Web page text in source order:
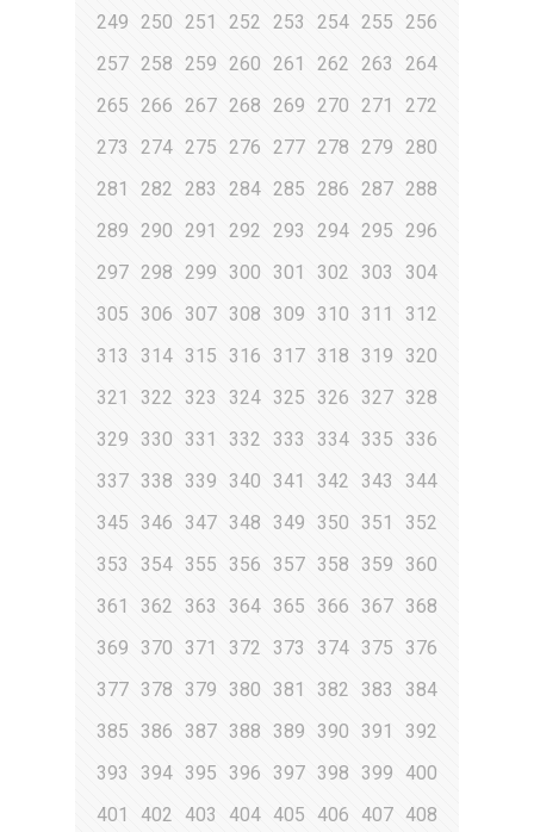
249 250 251 252 253 254 255 256
257 258 259 260 261 262 263
264
265 266 267 268 269 270 271
272
273
274 275 276 277 278 279 280
281
282 283 284 285 286 287 288
289 290 291 292 293 294 295 296
297 298 299 300 301 302 303
304
305
306 307 308 309 310 311
312
313
314 315 316 317 318 319
320
321
322 323 324 325 326 327 328
329
330 331 332 333 334 335
336
337 338 339 340 341 342 343
344
345
346 347 348 349 350 351
352
353
354 355 356 357 358 359 360
361
362 363 364 365 366 367 368
369
370 371 372 373 374 375 376
377 378 379 380 381 382 383
384
385
386 387 388 389 390 391
392
393
394 395 396 397 398 399
400
401
402 403 404 405 406 407 408